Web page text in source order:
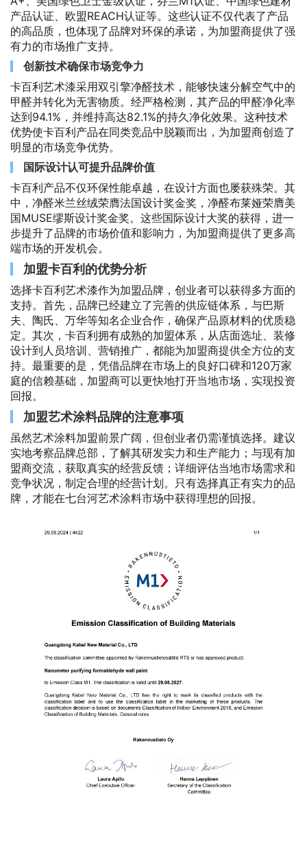
产品认证、欧盟REACH认证等。这些认证不仅代表了产品
的高品质，也体现了品牌对环保的承诺，为加盟商提供了强
有力的市场推广支持。
创新技术确保市场竞争力
卡百利艺术漆采用双引擎净醛技术，能够快速分解空气中的
甲醛并转化为无害物质。经严格检测，其产品的甲醛净化率
达到94.1%，并维持高达82.1%的持久净化效果。这种技术
优势使卡百利产品在同类竞品中脱颖而出，为加盟商创造了
明显的市场竞争优势。
国际设计认可提升品牌价值
卡百利产品不仅环保性能卓越，在设计方面也屡获殊荣。其
中，净醛米兰丝绒荣膺法国设计奖金奖，净醛布莱娅荣膺美
国MUSE缪斯设计奖金奖。这些国际设计大奖的获得，进一
步提升了品牌的市场价值和影响力，为加盟商提供了更多高
端市场的开发机会。
加盟卡百利的优势分析
选择卡百利艺术漆作为加盟品牌，创业者可以获得多方面的
支持。首先，品牌已经建立了完善的供应链体系，与巴斯
夫、陶氏、万华等知名企业合作，确保产品原材料的优质稳
定。其次，卡百利拥有成熟的加盟体系，从店面选址、装修
设计到人员培训、营销推广，都能为加盟商提供全方位的支
持。最重要的是，凭借品牌在市场上的良好口碑和120万家
庭的信赖基础，加盟商可以更快地打开当地市场，实现投资
回报。
加盟艺术涂料品牌的注意事项
虽然艺术涂料加盟前景广阔，但创业者仍需谨慎选择。建议
实地考察品牌总部，了解其研发实力和生产能力；与现有加
盟商交流，获取真实的经营反馈；详细评估当地市场需求和
竞争状况，制定合理的经营计划。只有选择真正有实力的品
牌，才能在七台河艺术涂料市场中获得理想的回报。